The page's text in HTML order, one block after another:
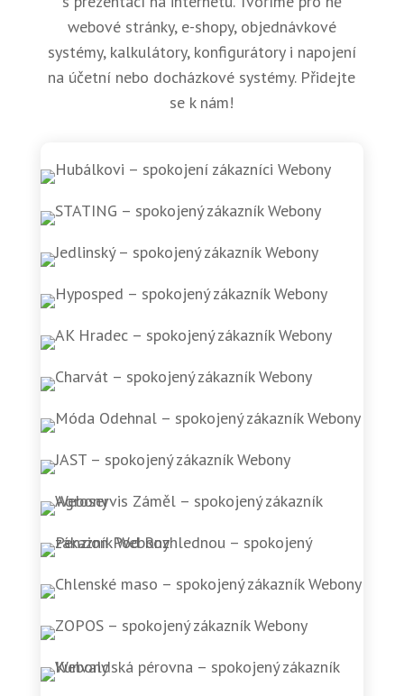
webové stránky, e-shopy, objednávkové
systémy, kalkulátory, konfigurátory i napojení
na účetní nebo docházkové systémy. Přidejte
se k nám!